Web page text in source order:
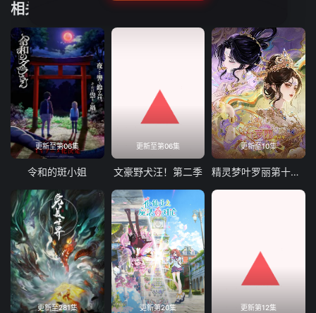
49 52
53 56
57 60
61 64
69 70 71 72
73 74 75
77 78 79
81 82 83
85 86 87 88
相关推荐
更新至第06集
令和的斑小姐
更新至第06集
文豪野犬汪！第二季
更新至10集
精灵梦叶罗丽第十一季下
更新至281集 更新第20集 更新第12集